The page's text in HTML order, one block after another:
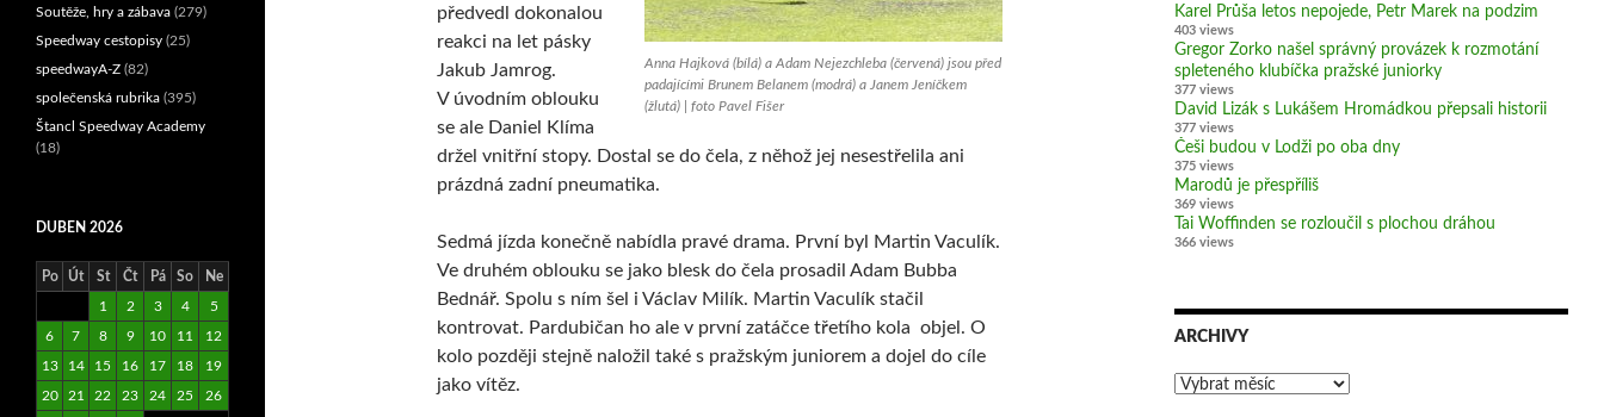
Anna Hajková (bílá) a Adam Nejezchleba (červená) jsou před
padajícími Brunem Belanem (modrá) a Janem Jeníčkem
(žlutá) | foto Pavel Fišer
předvedl dokonalou
reakci na let pásky
Jakub Jamrog.
V úvodním oblouku
se ale Daniel Klíma
držel vnitřní stopy. Dostal se do čela, z něhož jej nesestřelila ani
prázdná zadní pneumatika.
Sedmá jízda konečně nabídla pravé drama. První byl Martin Vaculík.
Ve druhém oblouku se jako blesk do čela prosadil Adam Bubba
Bednář. Spolu s ním šel i Václav Milík. Martin Vaculík stačil
kontrovat. Pardubičan ho ale v první zatáčce třetího kola objel. O
kolo později stejně naložil také s pražským juniorem a dojel do cíle
jako vítěz.
Karel Průša letos nepojede, Petr Marek na podzim
403 views
Gregor Zorko našel správný provázek k rozmotání
spleteného klubíčka pražské juniorky
377 views
David Lizák s Lukášem Hromádkou přepsali historii
377 views
Češi budou v Lodži po oba dny
375 views
Marodů je přespříliš
369 views
Tai Woffinden se rozloučil s plochou dráhou
366 views
ARCHIVY
Archivy
Soutěže, hry a zábava (279)
Speedway cestopisy (25)
speedwayA-Z (82)
společenská rubrika (395)
Štancl Speedway Academy
(18)
DUBEN 2026
Po Út St Čt Pá So Ne
1 2 3 4 5
6 7 8 9 10 11 12
13 14 15 16 17 18 19
20 21 22 23 24 25 26